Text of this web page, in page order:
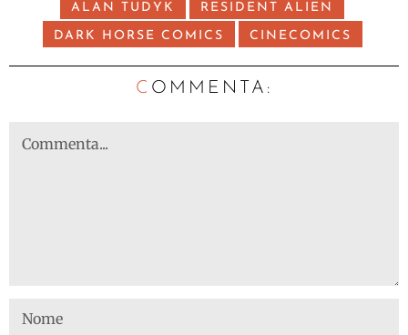
ALAN TUDYK RESIDENT ALIEN
DARK HORSE COMICS CINECOMICS
C OMMENTA: